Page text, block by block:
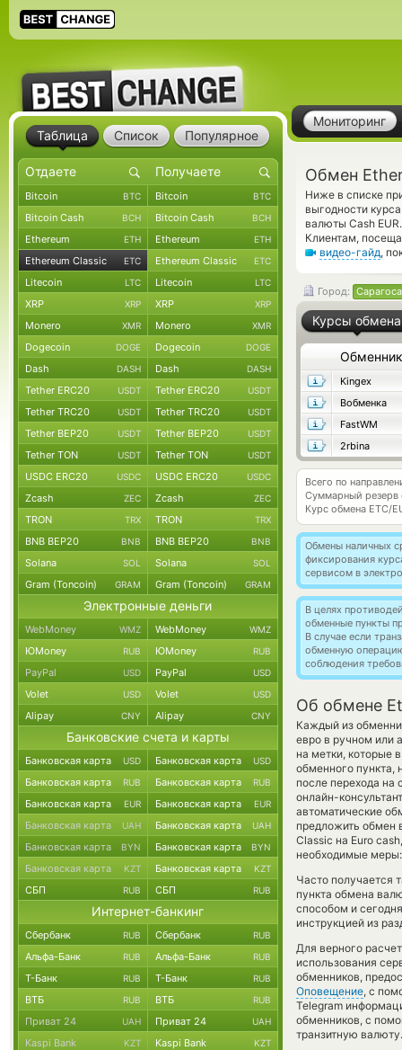
Мониторинг
Обмен
Ниже в списке
выгодности
валюты Cash
Клиентам,
видео-гайд,
Город: Сарагоса
Курсы обмена
Обменник
Kingex
Вобменка
FastWM
2rbina
Всего по
Суммарный резерв
Курс обмена ETC/
Обмены наличных
фиксирования
сервисом в
В целях
обменные пункты
В случае если
обменную
соблюдения
Об обмене
Каждый из
евро в ручном или
на метки, которые
обменного пункта,
после перехода на
онлайн-
автоматические
предложить обмен
Classic на Euro
необходимые
Часто получается
пункта обмена
способом и
инструкцией из
Для верного
использования
обменников,
Оповещение, с
Telegram
обменников, с
транзитную валюту.
Таблица Список Популярное
Bitcoin BTC Bitcoin BTC
Bitcoin Cash BCH Bitcoin Cash BCH
Ethereum ETH Ethereum ETH
Ethereum Classic ETC Ethereum Classic ETC
Litecoin LTC Litecoin LTC
XRP XRP XRP XRP
Monero XMR Monero XMR
Dogecoin DOGE Dogecoin DOGE
Dash DASH Dash DASH
Tether ERC20 USDT Tether ERC20 USDT
Tether TRC20 USDT Tether TRC20 USDT
Tether BEP20 USDT Tether BEP20 USDT
Tether TON USDT Tether TON USDT
USDC ERC20 USDC USDC ERC20 USDC
Zcash ZEC Zcash ZEC
TRON TRX TRON TRX
BNB BEP20 BNB BNB BEP20 BNB
Solana SOL Solana SOL
Gram (Toncoin) GRAM Gram (Toncoin) GRAM
Электронные деньги
WebMoney WMZ WebMoney WMZ
ЮMoney RUB ЮMoney RUB
PayPal USD PayPal USD
Volet USD Volet USD
Alipay CNY Alipay CNY
Банковские счета и карты
Банковская карта USD Банковская карта USD
Банковская карта RUB Банковская карта RUB
Банковская карта EUR Банковская карта EUR
Банковская карта UAH Банковская карта UAH
Банковская карта BYN Банковская карта BYN
Банковская карта KZT Банковская карта KZT
СБП RUB СБП RUB
Интернет-банкинг
Сбербанк RUB Сбербанк RUB
Альфа-Банк RUB Альфа-Банк RUB
Т-Банк RUB Т-Банк RUB
ВТБ RUB ВТБ RUB
Приват 24 UAH Приват 24 UAH
Kaspi Bank KZT Kaspi Bank KZT